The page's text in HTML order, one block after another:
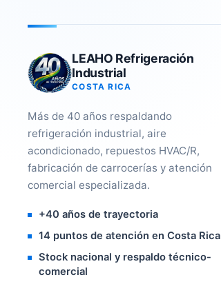
LEAHO Refrigeración
Industrial
COSTA RICA
Más de 40 años respaldando
refrigeración industrial, aire
acondicionado, repuestos HVAC/R,
fabricación de carrocerías y atención
comercial especializada.
+40 años de trayectoria
14 puntos de atención en Costa Rica
Stock nacional y respaldo técnico-
comercial